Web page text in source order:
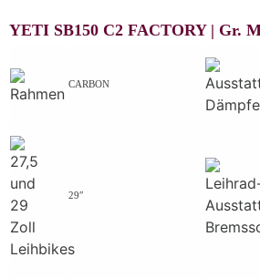
YETI SB150 C2 FACTORY | Gr.
CARBON
29″